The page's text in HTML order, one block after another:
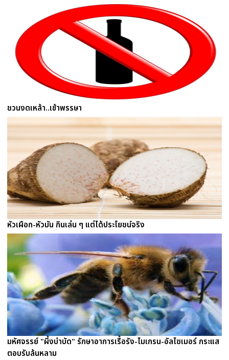
ชวนงดเหล้า..เข้าพรรษา
หัวเผือก-หัวมัน กินเล่น ๆ แต่ได้ประโยชน์จริง
มหัศจรรย์ "ผึ้งบำบัด" รักษาอาการเรื้อรัง-ไมเกรน-อัลไซเมอร์ กระแส
ตอบรับล้นหลาม